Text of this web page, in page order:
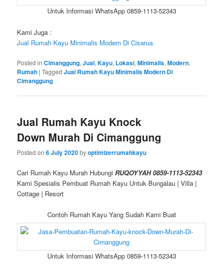
Untuk Informasi WhatsApp 0859-1113-52343
Kami Juga :
Jual Rumah Kayu Minimalis Modern Di Cisarua
Posted in Cimanggung,Jual,Kayu, Lokasi,Minimalis,Modern,
Rumah |Tagged Jual Rumah Kayu Minimalis Modern Di
Cimanggung
Jual Rumah Kayu Knock
Down Murah Di Cimanggung
Posted on6 July 2020byoptimizerrumahkayu
Cari Rumah Kayu Murah HubungiRUQOYYAH 0859-1113-52343
Kami Spesialis Pembuat Rumah Kayu Untuk Bungalau | Villa |
Cottage | Resort
Contoh Rumah Kayu Yang Sudah Kami Buat
Untuk Informasi WhatsApp 0859-1113-52343